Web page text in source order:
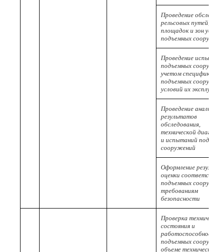
Проведение
рельсовых путей,
площадок и зон
подъемных
Проведение
подъемных
учетом специфики
подъемных
условий их
Проведение анализа
результатов
обследования,
технической
и испытаний
сооружений
Оформление
оценки
подъемных
требованиям
безопасности
Проверка
состояния и
работоспособности
подъемных
объеме